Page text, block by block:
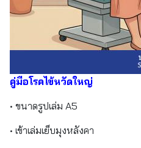
คู่มือโรคไข้หวัดใหญ่
• ขนาดรูปเล่ม A5
• เข้าเล่มเย็บมุงหลังคา